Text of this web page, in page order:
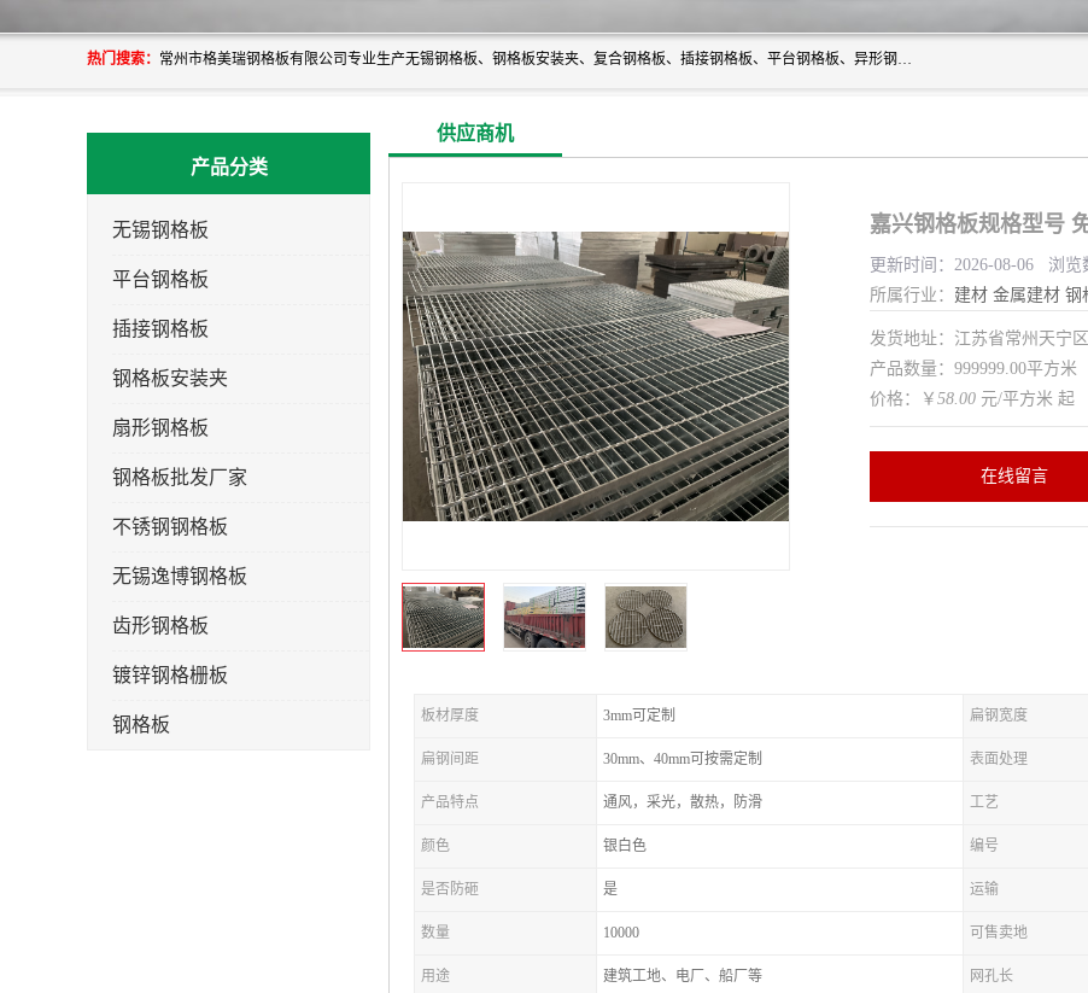
热门搜索： 常州市格美瑞钢格板有限公司专业生产无锡钢格板、钢格板安装夹、复合钢格板、插接钢格板、平台钢格板、异形钢格板等产品。
产品分类
无锡钢格板
平台钢格板
插接钢格板
钢格板安装夹
扇形钢格板
钢格板批发厂家
不锈钢钢格板
无锡逸博钢格板
齿形钢格板
镀锌钢格栅板
钢格板
供应商机
嘉兴钢格板规格型号
更新时间：2026-08-06 浏览
所属行业： 建材 金属建材 钢
发货地址：江苏省常州天宁
产品数量：999999.00平方米
价格：￥ 58.00 元/平方米 起
在线留言
板材厚度 3mm可定制 扁钢宽度
扁钢间距 30mm、40mm可按需定制 表面处理
产品特点 通风，采光，散热，防滑 工艺
颜色 银白色 编号
是否防砸 是 运输
数量 10000 可售卖地
用途 建筑工地、电厂、船厂等 网孔长